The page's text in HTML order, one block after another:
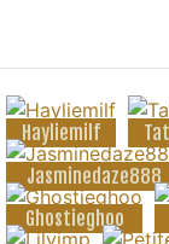
Hayliemilf
Jasminedaze888
Ghostieghoo